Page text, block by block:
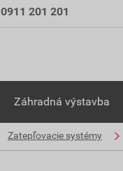
0911 201 201
Záhradná výstavba
Zatepľovacie systémy